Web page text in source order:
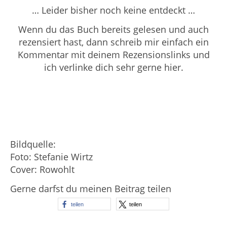
… Leider bisher noch keine entdeckt …
Wenn du das Buch bereits gelesen und auch
rezensiert hast, dann schreib mir einfach ein
Kommentar mit deinem Rezensionslinks und
ich verlinke dich sehr gerne hier.
Bildquelle:
Foto: Stefanie Wirtz
Cover: Rowohlt
Gerne darfst du meinen Beitrag teilen
teilen teilen